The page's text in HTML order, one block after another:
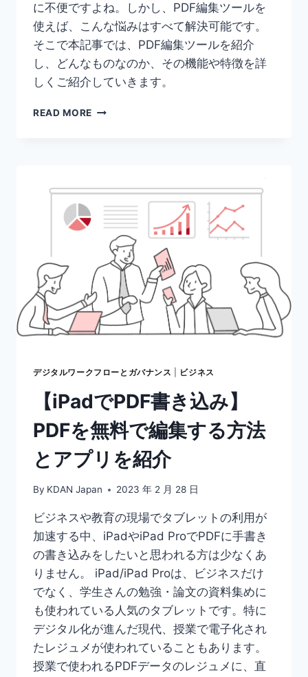
に不便ですよね。しかし、PDF編集ツールを
使えば、こんな悩みはすべて解決可能です。
そこで本記事では、PDF編集ツールを紹介
し、どんなものなのか、その機能や特徴を詳
しくご紹介していきます。
READ MORE 【PDF
集】
PDF
ス
ト
編
集
に
た
ー
を
2
つ
徹
説
デジタルワークフローとガバナンス ビジネス
【iPadでPDF書き込み】
PDFを無料で編集する方法
とアプリを紹介
By KDAN Japan 2023 年 2 月 28 日
ビジネスや教育の現場でタブレットの利用が
加速する中、iPadやiPad ProでPDFに手書き
の書き込みをしたいと思われる方は少なくあ
りません。 iPad/iPad Proは、ビジネスだけ
でなく、学生さんの勉強・論文の資料集めに
も使われている人気のタブレットです。特に
デジタル化が進んだ現代、授業で電子化され
たレジュメが使われていることもあります。
授業で使われるPDFデータのレジュメに、直